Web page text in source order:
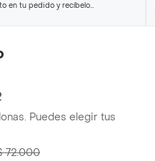
en tu pedido y recíbelo
Puedes elegir tus
72.000